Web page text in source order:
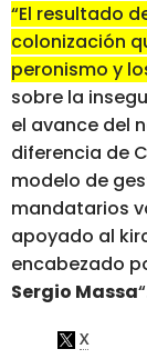
“El resultado
colonización
peronismo y
sobre la
el avance del
diferencia de
modelo de
mandatarios
apoyado al
encabezado
Sergio Massa